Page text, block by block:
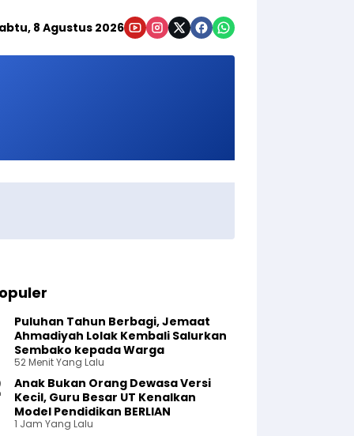
8 Agustus 2026
Puluhan Tahun Berbagi, Jemaat
Ahmadiyah Lolak Kembali Salurkan
Sembako kepada Warga
52 Menit Yang Lalu
Anak Bukan Orang Dewasa Versi
Kecil, Guru Besar UT Kenalkan
Model Pendidikan BERLIAN
1 Jam Yang Lalu